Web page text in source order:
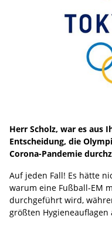
Herr Scholz, war es aus
Entscheidung, die
Corona-Pandemie
Auf jeden Fall! Es hätte
warum eine Fußball-EM
durchgeführt wird,
größten